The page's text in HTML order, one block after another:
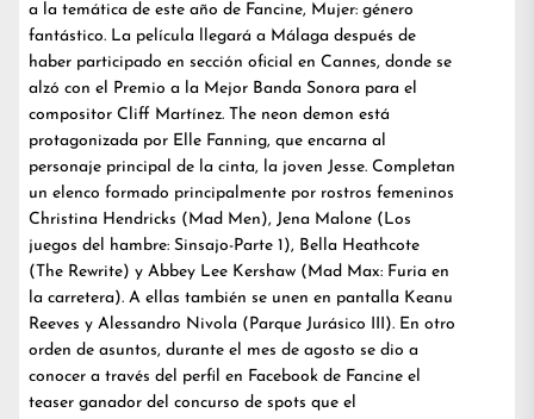
a la temática de este año de Fancine, Mujer: género
fantástico. La película llegará a Málaga después de
haber participado en sección oficial en Cannes, donde se
alzó con el Premio a la Mejor Banda Sonora para el
compositor Cliff Martínez. The neon demon está
protagonizada por Elle Fanning, que encarna al
personaje principal de la cinta, la joven Jesse. Completan
un elenco formado principalmente por rostros femeninos
Christina Hendricks (Mad Men), Jena Malone (Los
juegos del hambre: Sinsajo-Parte 1), Bella Heathcote
(The Rewrite) y Abbey Lee Kershaw (Mad Max: Furia en
la carretera). A ellas también se unen en pantalla Keanu
Reeves y Alessandro Nivola (Parque Jurásico III). En otro
orden de asuntos, durante el mes de agosto se dio a
conocer a través del perfil en Facebook de Fancine el
teaser ganador del concurso de spots que el